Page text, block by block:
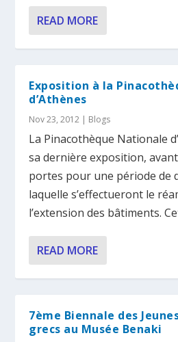
READ MORE
Exposition à la
d’Athènes
Nov 23, 2012 | Blogs
La Pinacothèque Nationale
sa dernière exposition,
portes pour une période de
laquelle s’effectueront le
l’extension des bâtiments.
READ MORE
7ème Biennale des
grecs au Musée Benaki